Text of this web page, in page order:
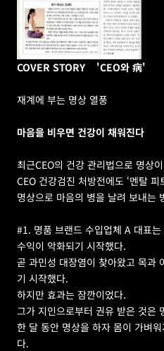
COVER STORY 'CEO와 病'
재계에 부는 명상 열풍
마음을 비우면 건강이 채워진다
최근CEO의 건강 관리법으로 명상
CEO 건강검진 처방전에도 ‘멘탈
명상으로 마음의 병을 날려 보내는
#1. 명품 브랜드 수입업체 A 대표
수익이 악화되기 시작했다.
곧 과민성 대장염이 찾아왔고 목과
기 시작했다.
하지만 효과는 잠깐이었다.
그가 지인으로부터 권유 받은 것은
한 달 동안 명상을 하자 몸이 가벼
다.